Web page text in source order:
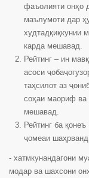
фаъолияти онҳо
маълумоти дар
худтадқиқкунии
карда мешавад.
Рейтинг – ин
асоси
таҳсилот аз
соҳаи маориф ва
мешавад.
Рейтинг ба
ҷомеаи
- хатмкунандагони
модар ва шахсони